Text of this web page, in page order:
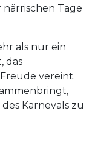
Tage
als nur ein
das
vereint.
Karnevals zu